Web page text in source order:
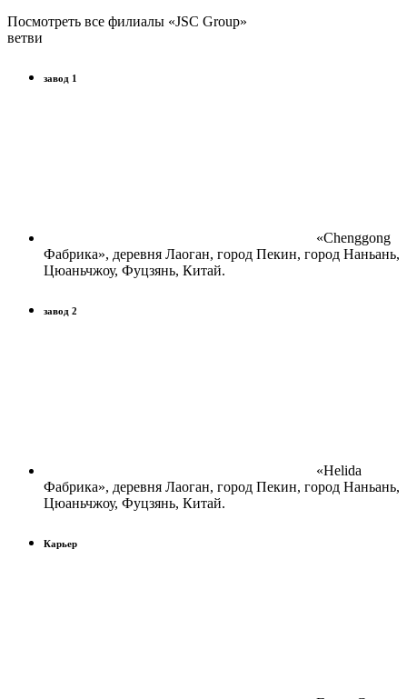
Посмотреть все филиалы «JSC Group»
ветви
завод 1
«Chenggong
Фабрика», деревня Лаоган, город Пекин, город Наньань,
Цюаньчжоу, Фуцзянь, Китай.
завод 2
«Helida
Фабрика», деревня Лаоган, город Пекин, город Наньань,
Цюаньчжоу, Фуцзянь, Китай.
Карьер